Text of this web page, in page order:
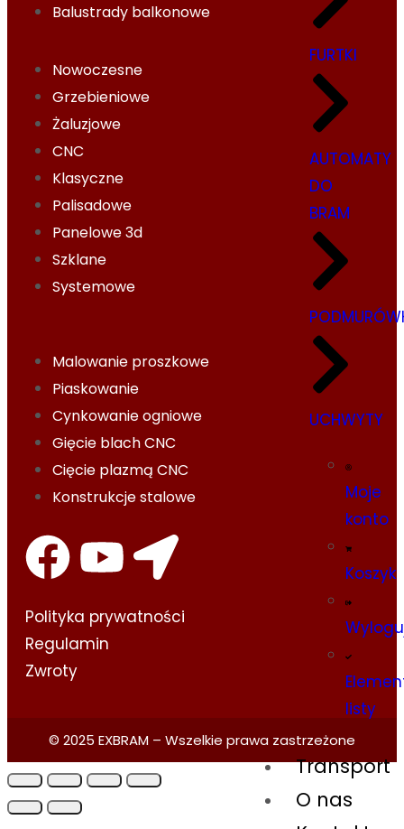
FURTKI
AUTOMATY
DO
BRAM
UCHWYTY
Moje
konto
Koszyk
listy
Transport
O nas
Nowoczesne
Grzebieniowe
Żaluzjowe
CNC
Klasyczne
Palisadowe
Panelowe 3d
Szklane
Systemowe
Balustrady balkonowe
Malowanie proszkowe
Piaskowanie
Cynkowanie ogniowe
Gięcie blach CNC
Cięcie plazmą CNC
Konstrukcje stalowe
Polityka prywatności​
Regulamin
Zwroty
© 2025 EXBRAM – Wszelkie prawa zastrzeżone